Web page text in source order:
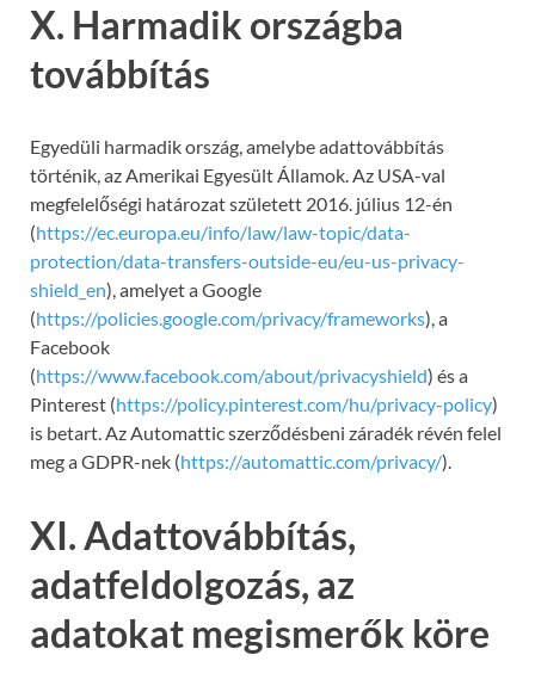
X. Harmadik országba
továbbítás
Egyedüli harmadik ország, amelybe adattovábbítás
történik, az Amerikai Egyesült Államok. Az USA-val
megfelelőségi határozat született 2016. július 12-én
(https://ec.europa.eu/info/law/law-topic/data-
protection/data-transfers-outside-eu/eu-us-privacy-
shield_en), amelyet a Google
(https://policies.google.com/privacy/frameworks), a
Facebook
(https://www.facebook.com/about/privacyshield) és a
Pinterest (https://policy.pinterest.com/hu/privacy-policy)
is betart. Az Automattic szerződésbeni záradék révén felel
meg a GDPR-nek (https://automattic.com/privacy/).
XI. Adattovábbítás,
adatfeldolgozás, az
adatokat megismerők köre